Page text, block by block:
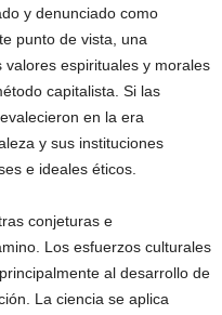
y denunciado como
punto de vista, una
espirituales y morales
capitalista. Si las
en la era
y sus instituciones
e ideales éticos.
conjeturas e
Los esfuerzos culturales
al desarrollo de
La ciencia se aplica